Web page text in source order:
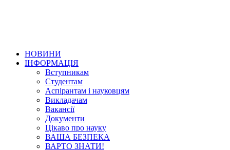
НОВИНИ
ІНФОРМАЦІЯ
Вступникам
Студентам
Аспірантам і науковцям
Викладачам
Вакансії
Документи
Цікаво про науку
ВАША БЕЗПЕКА
ВАРТО ЗНАТИ!